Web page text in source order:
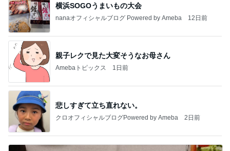
横浜SOGOうまいもの大会
nanaオフィシャルブログ Powered by Ameba 12日前
親子レクで見た大変そうなお母さん
Amebaトピックス 1日前
悲しすぎて立ち直れない。
クロオフィシャルブログPowered by Ameba 2日前